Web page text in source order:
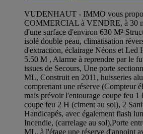
VUDENHAUT - IMMO vous
COMMERCIAL à VENDRE, à 30
d'une surface d'environ 630 M²
isolé double peau, climatisation
d'extraction, éclairage Néons et Led
5.50 M , Alarme à reprendre par le
issues de Secours, Une porte
ML, Construit en 2011, huisseries
comprenant une réserve (Compteur
mais prévoir l'entourage coupe feu 1
coupe feu 2 H (ciment au sol), 2
Handicapés, avec également flash
Incendie, (carrelage au sol),Porte
ML, à l'étage une réserve d'appoint